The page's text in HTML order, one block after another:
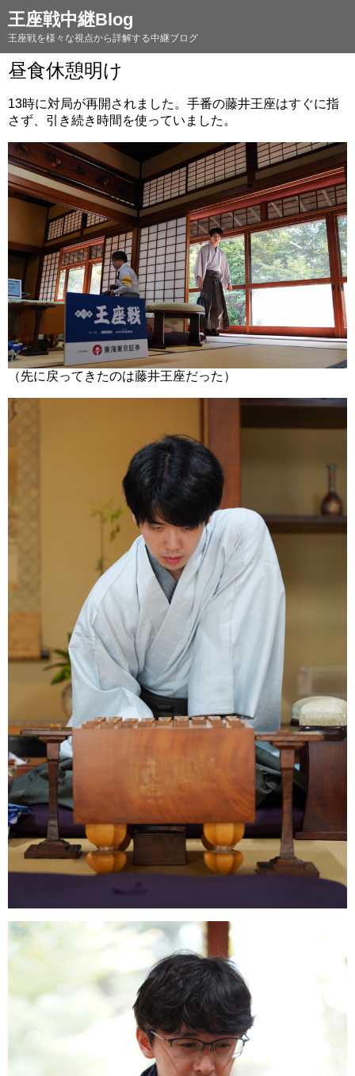
王座戦中継Blog
王座戦を様々な視点から詳解する中継ブログ
昼食休憩明け
13時に対局が再開されました。手番の藤井王座はすぐに指
さず、引き続き時間を使っていました。
（先に戻ってきたのは藤井王座だった）